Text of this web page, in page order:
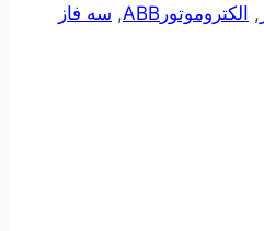
, الکتروموتورABB , سه فاز